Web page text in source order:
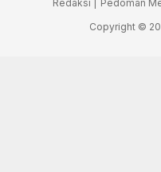
Redaksi | Pedoman
Copyright ©